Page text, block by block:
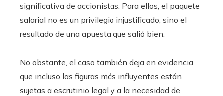
significativa de accionistas. Para ellos, el paquete
salarial no es un privilegio injustificado, sino el
resultado de una apuesta que salió bien.
No obstante, el caso también deja en evidencia
que incluso las figuras más influyentes están
sujetas a escrutinio legal y a la necesidad de